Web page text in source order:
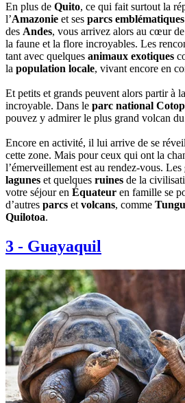
En plus de Quito, ce qui fait surtout la
l’Amazonie et ses parcs emblématiques
des Andes, vous arrivez alors au cœur
la faune et la flore incroyables. Les
tant avec quelques animaux exotiques
la population locale, vivant encore en
Et petits et grands peuvent alors partir à
incroyable. Dans le parc national
pouvez y admirer le plus grand volcan
Encore en activité, il lui arrive de se
cette zone. Mais pour ceux qui ont la
l’émerveillement est au rendez-vous. Les
lagunes et quelques ruines de la
votre séjour en Équateur en famille se
d’autres parcs et volcans, comme
Quilotoa.
3 - Guayaquil